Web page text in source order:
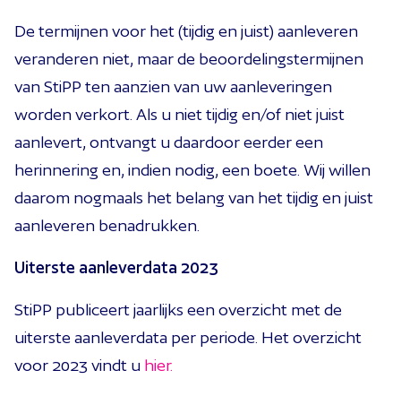
De termijnen voor het (tijdig en juist) aanleveren
veranderen niet, maar de beoordelingstermijnen
van StiPP ten aanzien van uw aanleveringen
worden verkort. Als u niet tijdig en/of niet juist
aanlevert, ontvangt u daardoor eerder een
herinnering en, indien nodig, een boete. Wij willen
daarom nogmaals het belang van het tijdig en juist
aanleveren benadrukken.
Uiterste aanleverdata 2023
StiPP publiceert jaarlijks een overzicht met de
uiterste aanleverdata per periode. Het overzicht
voor 2023 vindt u hier.